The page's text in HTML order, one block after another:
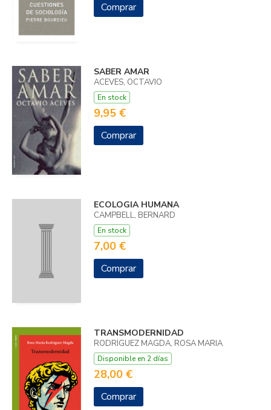
Comprar
SABER AMAR
ACEVES, OCTAVIO
En stock
9,95 €
Comprar
ECOLOGIA HUMANA
CAMPBELL, BERNARD
En stock
7,00 €
Comprar
TRANSMODERNIDAD
RODRÍGUEZ MAGDA, ROSA MARIA
Disponible en 2 días
28,00 €
Comprar